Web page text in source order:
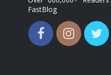
FastBlog